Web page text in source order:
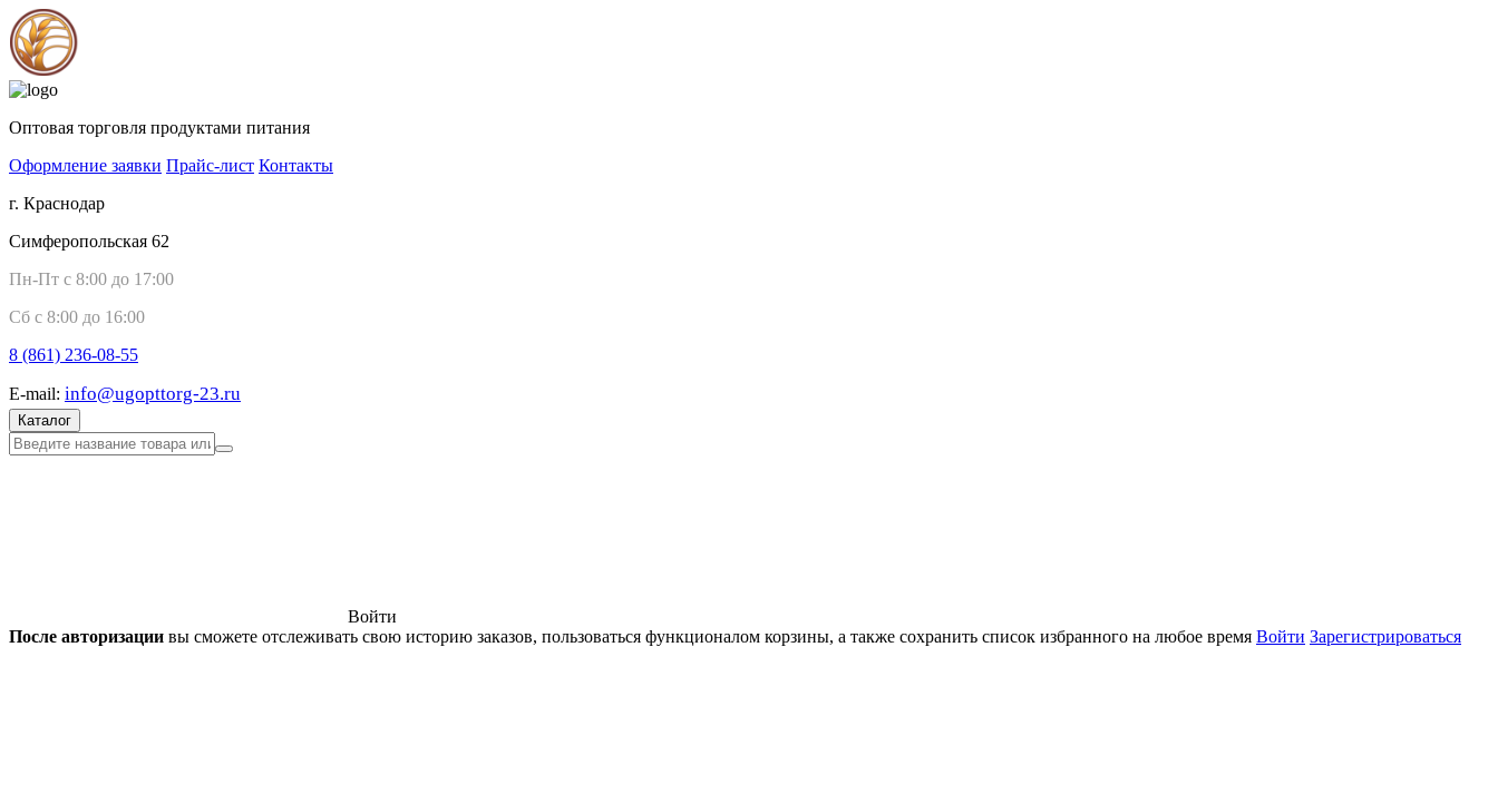
Оптовая торговля продуктами питания
Оформление заявки Прайс-лист Контакты
г. Краснодар
Симферопольская 62
Пн-Пт с 8:00 до 17:00
Сб с 8:00 до 16:00
8 (861) 236-08-55
E-mail: info@ugopttorg-23.ru
Каталог
Войти
После авторизации вы сможете отслеживать свою историю заказов, пользоваться функционалом корзины, а также сохранить список избранного на любое время Войти Зарегистрироваться